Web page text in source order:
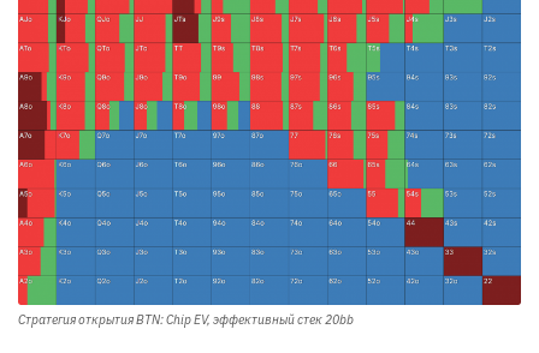
Стратегия открытия BTN: Chip EV, эффективный стек 20bb